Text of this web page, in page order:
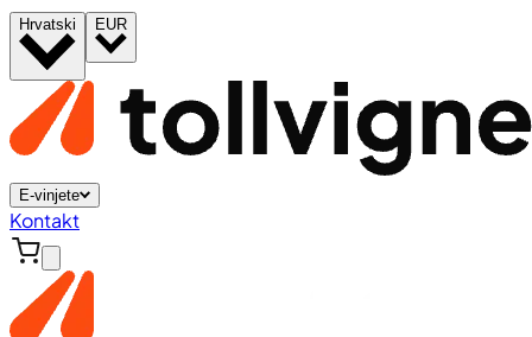
Hrvatski EUR
E-vinjete
Kontakt